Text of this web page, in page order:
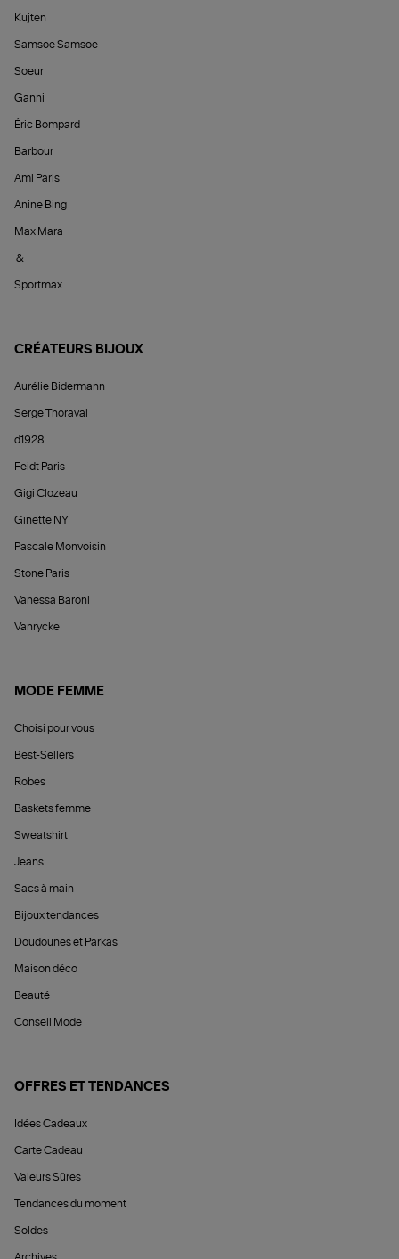
Kujten
Samsoe Samsoe
Soeur
Ganni
Éric Bompard
Barbour
Ami Paris
Anine Bing
Max Mara
&
Sportmax
CRÉATEURS BIJOUX
Aurélie Bidermann
Serge Thoraval
d1928
Feidt Paris
Gigi Clozeau
Ginette NY
Pascale Monvoisin
Stone Paris
Vanessa Baroni
Vanrycke
MODE FEMME
Choisi pour vous
Best-Sellers
Robes
Baskets femme
Sweatshirt
Jeans
Sacs à main
Bijoux tendances
Doudounes et Parkas
Maison déco
Beauté
Conseil Mode
OFFRES ET TENDANCES
Idées Cadeaux
Carte Cadeau
Valeurs Sûres
Tendances du moment
Soldes